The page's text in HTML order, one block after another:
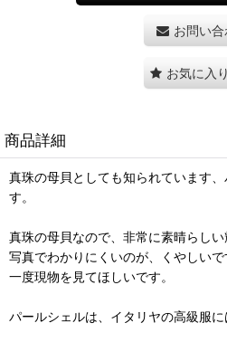
お問い
お気に入
商品詳細
真珠の母貝としても知られています
す。
真珠の母貝なので、非常に素晴らしい
写真でわかりにくいのが、くやしいで
一度現物を見てほしいです。
パールシェルは、イタリヤの高級服に